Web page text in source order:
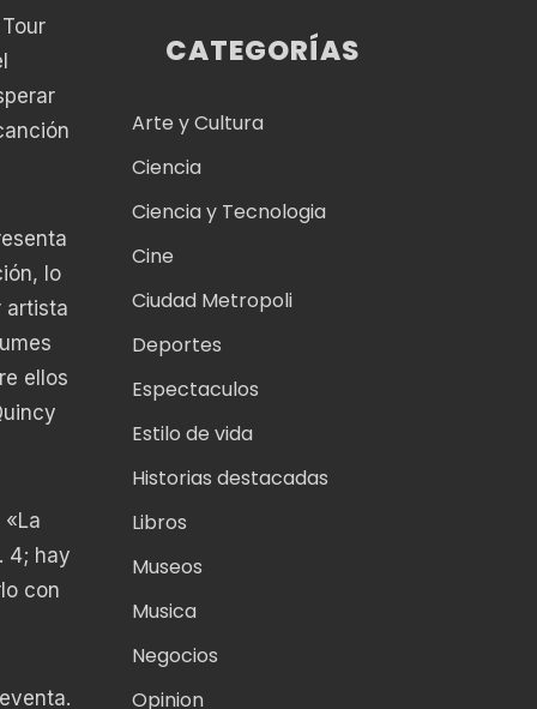
lo
artista
ellos
4; hay
con
CATEGORÍAS
Arte y Cultura
Ciencia
Ciencia y Tecnologia
Cine
Ciudad Metropoli
Deportes
Espectaculos
Estilo de vida
Historias destacadas
Libros
Museos
Musica
Negocios
Opinion